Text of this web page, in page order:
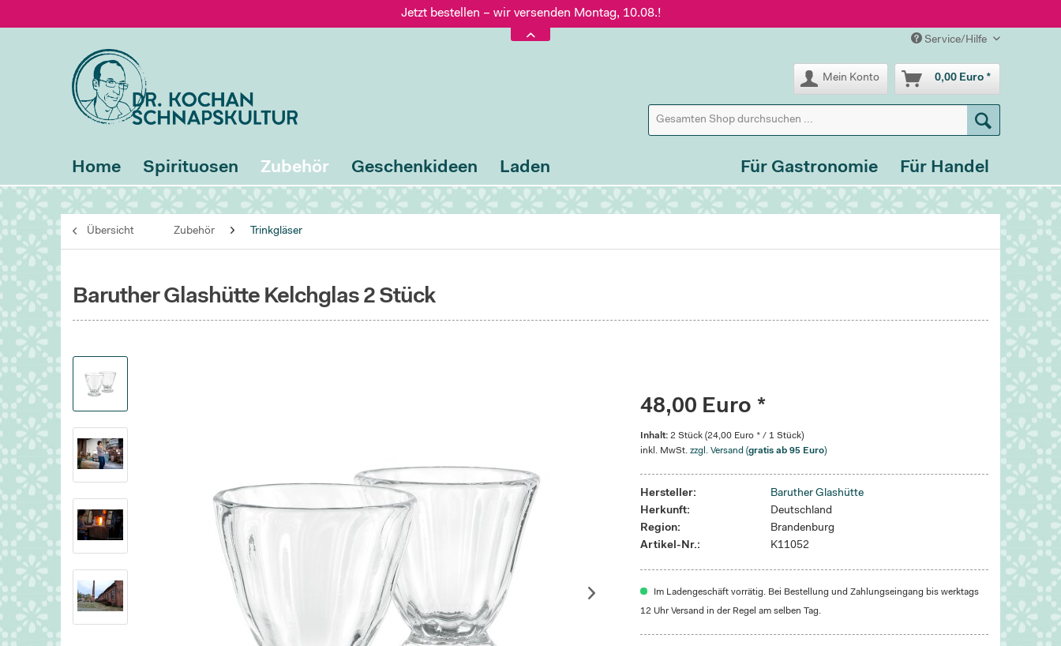
Jetzt bestellen – wir versenden Montag, 10.08.!
Versand nur 5,60 €, gratis ab 95 € Warenwert
Jetzt bestellen – wir versenden Montag, 10.08.!
Service/Hilfe
Mein Konto 0,00 Euro *
Home Spirituosen Zubehör Geschenkideen Laden Für Handel
Für Gastronomie
Übersicht Zubehör Trinkgläser
Baruther Glashütte Kelchglas 2 Stück
48,00 Euro *
Inhalt:2 Stück (24,00 Euro * / 1 Stück)
inkl. MwSt.zzgl. Versand (gratis ab 95 Euro)
Hersteller:
Baruther Glashütte
Herkunft:
Deutschland
Region:
Brandenburg
Artikel-Nr.:
K11052
Im Ladengeschäft vorrätig. Bei Bestellung und Zahlungseingang bis werktags
12 Uhr Versand in der Regel am selben Tag.